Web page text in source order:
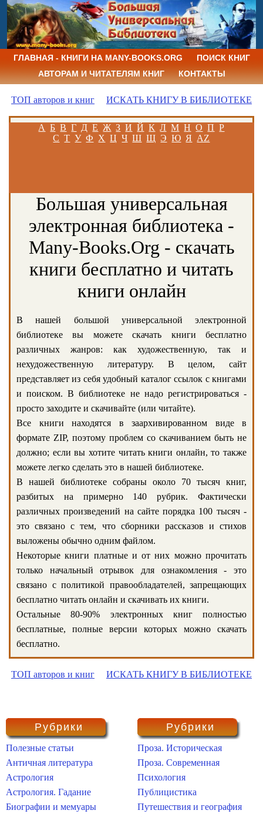
ГЛАВНАЯ - КНИГИ НА MANY-BOOKS.ORG
ПОИСК КНИГ
АВТОРАМ И ЧИТАТЕЛЯМ КНИГ
КОНТАКТЫ
ТОП авторов и книг ИСКАТЬ КНИГУ В БИБЛИОТЕКЕ
А Б В Г Д Е Ж З И Й К Л М Н О П Р
С Т У Ф Х Ц Ч Ш Щ Э Ю Я AZ
Большая универсальная
электронная библиотека -
Many-Books.Org - скачать
книги бесплатно и читать
книги онлайн
В нашей большой универсальной электронной
библиотеке вы можете скачать книги бесплатно
различных жанров: как художественную, так и
нехудожественную литературу. В целом, сайт
представляет из себя удобный каталог ссылок с книгами
и поиском. В библиотеке не надо регистрироваться -
просто заходите и скачивайте (или читайте).
Все книги находятся в заархивированном виде в
формате ZIP, поэтому проблем со скачиванием быть не
должно; если вы хотите читать книги онлайн, то также
можете легко сделать это в нашей библиотеке.
В нашей библиотеке собраны около 70 тысяч книг,
разбитых на примерно 140 рубрик. Фактически
различных произведений на сайте порядка 100 тысяч -
это связано с тем, что сборники рассказов и стихов
выложены обычно одним файлом.
Некоторые книги платные и от них можно прочитать
только начальный отрывок для ознакомления - это
связано с политикой правообладателей, запрещающих
бесплатно читать онлайн и скачивать их книги.
Остальные 80-90% электронных книг полностью
бесплатные, полные версии которых можно скачать
бесплатно.
ТОП авторов и книг ИСКАТЬ КНИГУ В БИБЛИОТЕКЕ
Рубрики
Полезные статьи
Античная литература
Астрология
Астрология. Гадание
Биографии и мемуары
Рубрики
Проза. Историческая
Проза. Современная
Психология
Публицистика
Путешествия и география